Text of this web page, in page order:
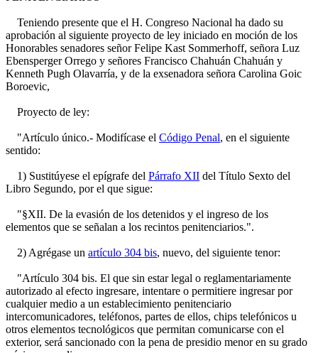
Teniendo presente que el H. Congreso Nacional ha dado su
aprobación al siguiente proyecto de ley iniciado en moción de los
Honorables senadores señor Felipe Kast Sommerhoff, señora Luz
Ebensperger Orrego y señores Francisco Chahuán Chahuán y
Kenneth Pugh Olavarría, y de la exsenadora señora Carolina Goic
Boroevic,
Proyecto de ley:
"Artículo único.- Modifícase el Código Penal, en el siguiente
sentido:
1) Sustitúyese el epígrafe del Párrafo XII del Título Sexto del
Libro Segundo, por el que sigue:
"§XII. De la evasión de los detenidos y el ingreso de los
elementos que se señalan a los recintos penitenciarios.".
2) Agrégase un artículo 304 bis, nuevo, del siguiente tenor:
"Artículo 304 bis. El que sin estar legal o reglamentariamente
autorizado al efecto ingresare, intentare o permitiere ingresar por
cualquier medio a un establecimiento penitenciario
intercomunicadores, teléfonos, partes de ellos, chips telefónicos u
otros elementos tecnológicos que permitan comunicarse con el
exterior, será sancionado con la pena de presidio menor en su grado